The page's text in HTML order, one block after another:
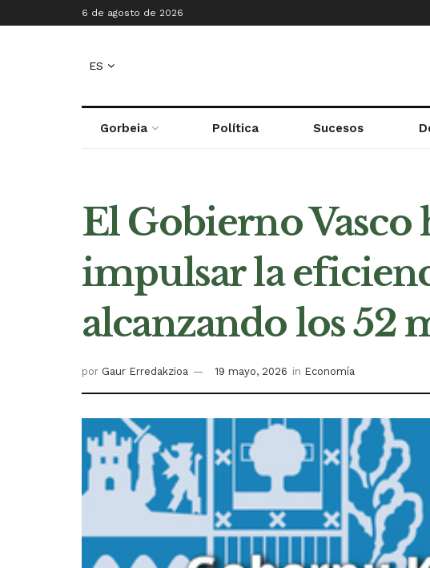
6 de agosto de 2026
ES
Gorbeia Política Sucesos
El Gobierno Vasco
impulsar la
alcanzando los 52
por Gaur Erredakzioa 19 mayo, 2026 in Economía